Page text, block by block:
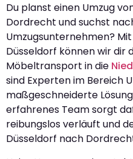
Du planst einen Umzug
Dordrecht und suchst
Umzugsunternehmen?
Düsseldorf können wir dir
Möbeltransport in die
sind Experten im Bereich
maßgeschneiderte
erfahrenes Team sorgt
reibungslos verläuft und
Düsseldorf nach